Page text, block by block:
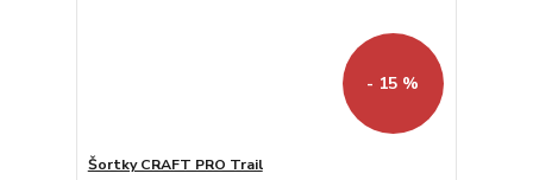
- 15 %
Šortky CRAFT PRO Trail